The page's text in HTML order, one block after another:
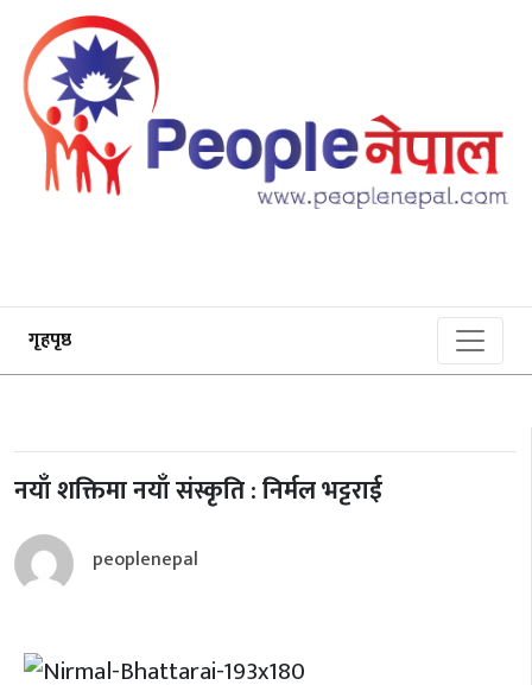
गृहपृष्ठ
नयाँ शक्तिमा नयाँ संस्कृति : निर्मल भट्टराई
peoplenepal